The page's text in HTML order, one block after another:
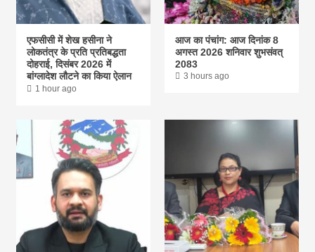
एफसीसी में शेख हसीना ने
लोकतंत्र के प्रति प्रतिबद्धता
दोहराई, दिसंबर 2026 में
बांग्लादेश लौटने का किया ऐलान
1 hour ago
आज का पंचांग: आज दिनांक 8
अगस्त 2026 शनिवार शुभसंवत्
2083
3 hours ago